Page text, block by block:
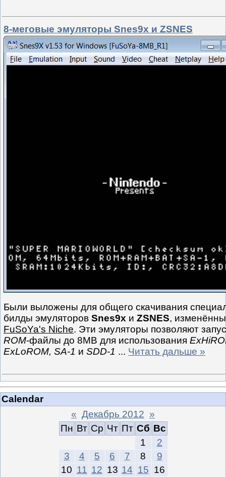
8-меговые эмуляторы Snes9x и ZSNES
Были выложены для общего скачивания
билды эмуляторов Snes9x и ZSNES,
FuSoYa's Niche. Эти эмуляторы позволяют
ROM-файлы до 8MB для использования
ExLoROM, SA-1 и SDD-1 ... Читать дальше »
Calendar
« Декабрь 2012 »
Пн Вт Ср Чт Пт Сб Вс
1
2
3
4 5 6 7 8
9
10 11 12 13 14 15 16